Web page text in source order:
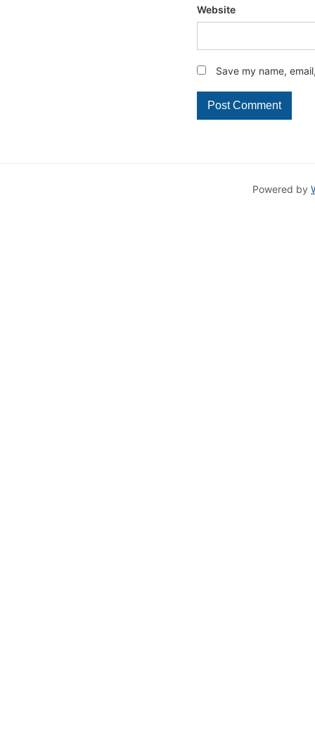
Website
Save my name,
Powered by